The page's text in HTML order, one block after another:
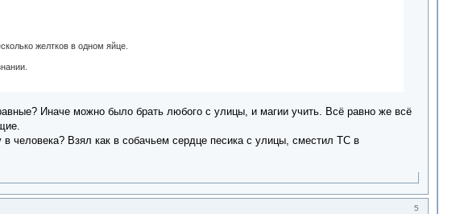
желтков в одном яйце.
Иначе можно было брать любого с улицы, и магии учить. Всё равно же всё
человека? Взял как в собачьем сердце песика с улицы, сместил ТС в
5